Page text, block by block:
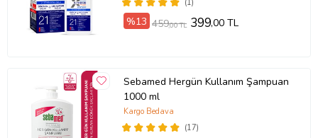
(1)
%13 459,00 TL 399,00 TL
Sebamed Hergün Kullanım Şampuan
1000 ml
(17)
Kargo Bedava